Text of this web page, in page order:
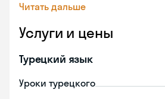
Читать дальше
Услуги и цены
Турецкий язык
Уроки турецкого